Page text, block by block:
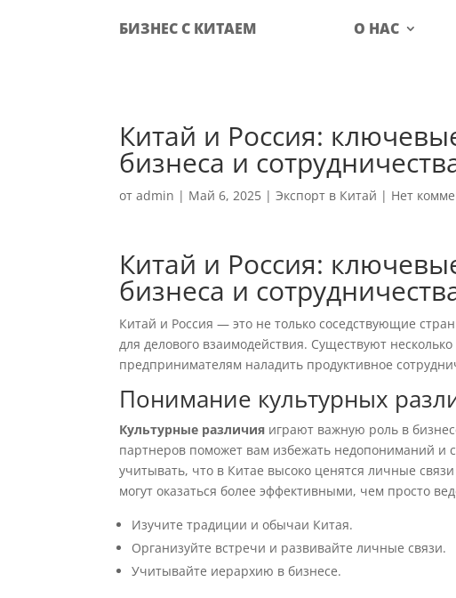
БИЗНЕС С КИТАЕМ О НАС
Китай и Россия:
бизнеса и
отadmin | Май 6, 2025 |Экспорт в Китай | Нет
Китай и Россия:
бизнеса и
Китай и Россия — это не только соседствующие
для делового взаимодействия. Существуют
предпринимателям наладить продуктивное
Понимание культурных
Культурные различия играют важную роль в
партнеров поможет вам избежать недопониманий
учитывать, что в Китае высоко ценятся личные
могут оказаться более эффективными, чем просто
Изучите традиции и обычаи Китая.
Организуйте встречи и развивайте личные связи.
Учитывайте иерархию в бизнесе.